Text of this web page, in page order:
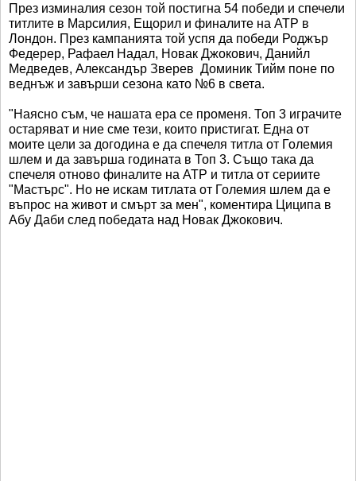
През изминалия сезон той постигна 54 победи и спечели
титлите в Марсилия, Ещорил и финалите на ATP в
Лондон. През кампанията той успя да победи Роджър
Федерер, Рафаел Надал, Новак Джокович, Данийл
Медведев, Александър Зверев Доминик Тийм поне по
веднъж и завърши сезона като №6 в света.
"Наясно съм, че нашата ера се променя. Топ 3 играчите
остаряват и ние сме тези, които пристигат. Една от
моите цели за догодина е да спечеля титла от Големия
шлем и да завърша годината в Топ 3. Също така да
спечеля отново финалите на ATP и титла от сериите
"Мастърс". Но не искам титлата от Големия шлем да е
въпрос на живот и смърт за мен", коментира Циципа в
Абу Даби след победата над Новак Джокович.